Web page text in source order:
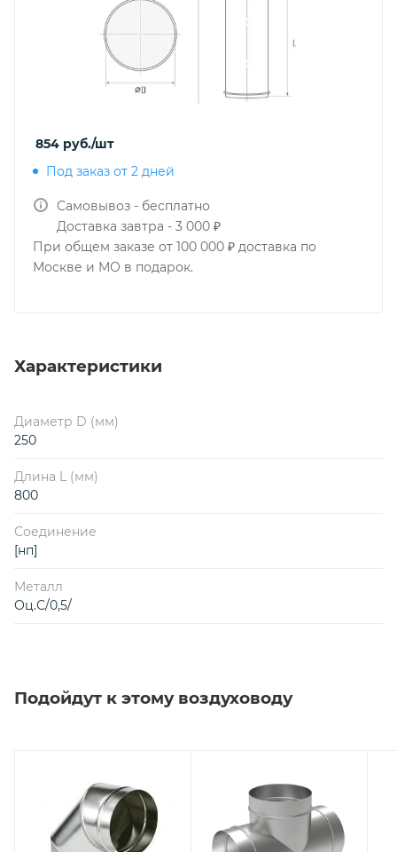
854 руб./шт
Под заказ от 2 дней
Самовывоз - бесплатно
Доставка завтра - 3 000 ₽
При общем заказе от 100 000 ₽ доставка по
Москве и МО в подарок.
Характеристики
Диаметр D (мм)
250
Длина L (мм)
800
Соединение
[нп]
Металл
Оц.С/0,5/
Подойдут к этому воздуховоду